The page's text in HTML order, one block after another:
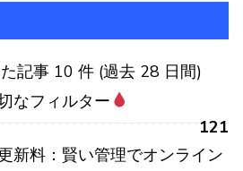
記事 10 件 (過去 28 日間)
なフィルター
121
新料：賢い管理でオンライン